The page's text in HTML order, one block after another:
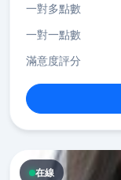
一對多點數
一對一點數
滿意度評分
在線